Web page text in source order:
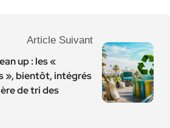
Article Suivant
up : les «
», bientôt, intégrés
de tri des